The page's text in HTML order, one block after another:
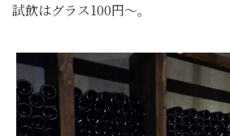
試飲はグラス100円～。